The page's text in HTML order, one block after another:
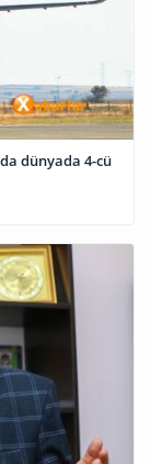
dünyada 4-cü